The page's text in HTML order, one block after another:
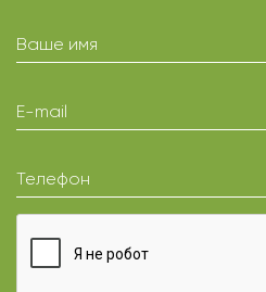
Ваше имя
E-mail
Телефон